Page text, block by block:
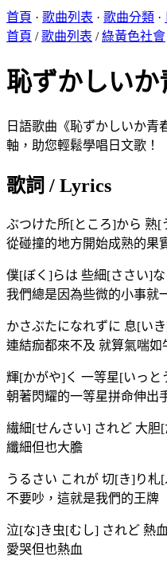
首頁 · 歌曲列表 · 歌曲分類 ·
首頁 /歌曲列表 /綠黃色社會
恥ずかしい
日語歌曲《恥ずかしいか青
軸，助您輕鬆學唱日文歌！
歌詞 / Lyrics
ぶつけた所[ところ]から 熟[
從碰撞的地方開始成熟的果
僕[ぼく]らは 些細[ささい]
我們總是因為些微的小事就
かさぶたになれずに 息[い
連結痂都來不及 就算氣喘如
輝[かがや]く 一等星[いっ
朝著閃耀的一等星拼命伸出
繊細[せんさい] されど 大胆
纖細但也大膽
うるさい これが 切[き]り札
不要吵，這就是我們的王牌
泣[な]き虫[むし] されど 熱
愛哭但也熱血